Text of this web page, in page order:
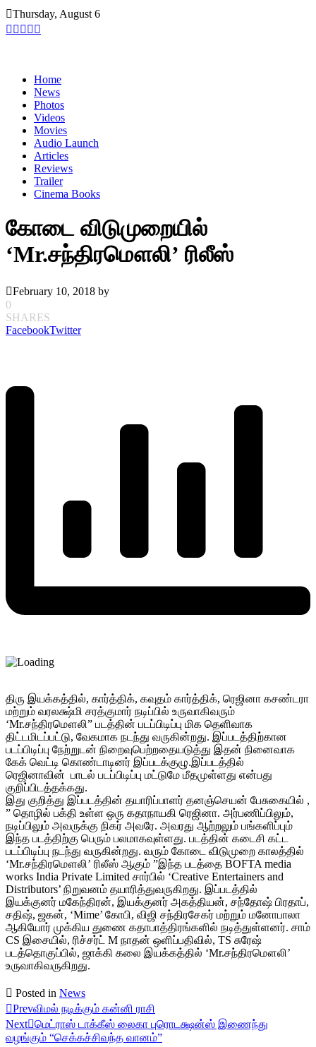
Skip
to
content
Thursday, August 6
Home
News
Photos
Videos
Movies
Audio Launch
Articles
Reviews
Trailer
Cinema Books
கோடை விடுமுறையில்
‘Mr.சந்திரமௌலி’ ரிலீஸ்
February 10, 2018 by
0
SHARES
FacebookTwitter
திரு இயக்கத்தில், கார்த்திக், கவுதம் கார்த்திக், ரெஜினா கசண்டரா
மற்றும் வரலக்ஷ்மி சரத்குமார் நடிப்பில் உருவாகிவரும்
‘Mr.சந்திரமௌலி” படத்தின் படப்பிடிப்பு மிக தெளிவாக
திட்டமிடப்பட்டு, வேகமாக நடந்து வருகின்றது. இப்படத்திற்கான
படப்பிடிப்பு நேற்றுடன் நிறைவுபெற்றதையடுத்து இதன் நினைவாக
கேக் வெட்டி கொண்டாடினர் இப்படக்குழு.இப்படத்தில்
ரெஜினாவின் பாடல் படப்பிடிப்பு மட்டுமே மீதமுள்ளது என்பது
குறிப்பிடத்தக்கது.
இது குறித்து இப்படத்தின் தயாரிப்பாளர் தனஞ்செயன் பேசுகையில் ,
” தொழில் பக்தி உள்ள ஒரு கதாநாயகி ரெஜினா. அர்பணிப்பிலும்,
நடிப்பிலும் அவருக்கு நிகர் அவரே. அவரது ஆற்றலும் பங்களிப்பும்
இந்த படத்திற்கு பெரும் பலமாகவுள்ளது. படத்தின் கடைசி கட்ட
படப்பிடிப்பு நடந்து வருகின்றது. வரும் கோடை விடுமுறை காலத்தில்
‘Mr.சந்திரமௌலி’ ரிலீஸ் ஆகும் ”இந்த படத்தை BOFTA media
works India Private Limited சார்பில் ‘Creative Entertainers and
Distributors’ நிறுவனம் தயாரித்துவருகிறது. இப்படத்தில்
இயக்குனர் மகேந்திரன், இயக்குனர் அகத்தியன், சந்தோஷ் பிரதாப்,
சதிஷ், ஜகன், ‘Mime’ கோபி, விஜி சந்திரசேகர் மற்றும் மனோபாலா
ஆகியோர் முக்கிய துணை கதாபாத்திரங்களில் நடித்துள்ளனர். சாம்
CS இசையில், ரிச்சர்ட் M நாதன் ஒளிப்பதிவில், TS சுரேஷ்
படத்தொகுப்பில், ஜாக்கி கலை இயக்கத்தில் ‘Mr.சந்திரமௌலி’
உருவாகிவருகிறது.
Posted in News
Prevவிமல் நடிக்கும் கன்னி ராசி
Next மெட்ராஸ் டாக்கீஸ் லைகா புரொடக்ஷன்ஸ் இணைந்து
வழங்கும் “செக்கச்சிவந்த வானம்”